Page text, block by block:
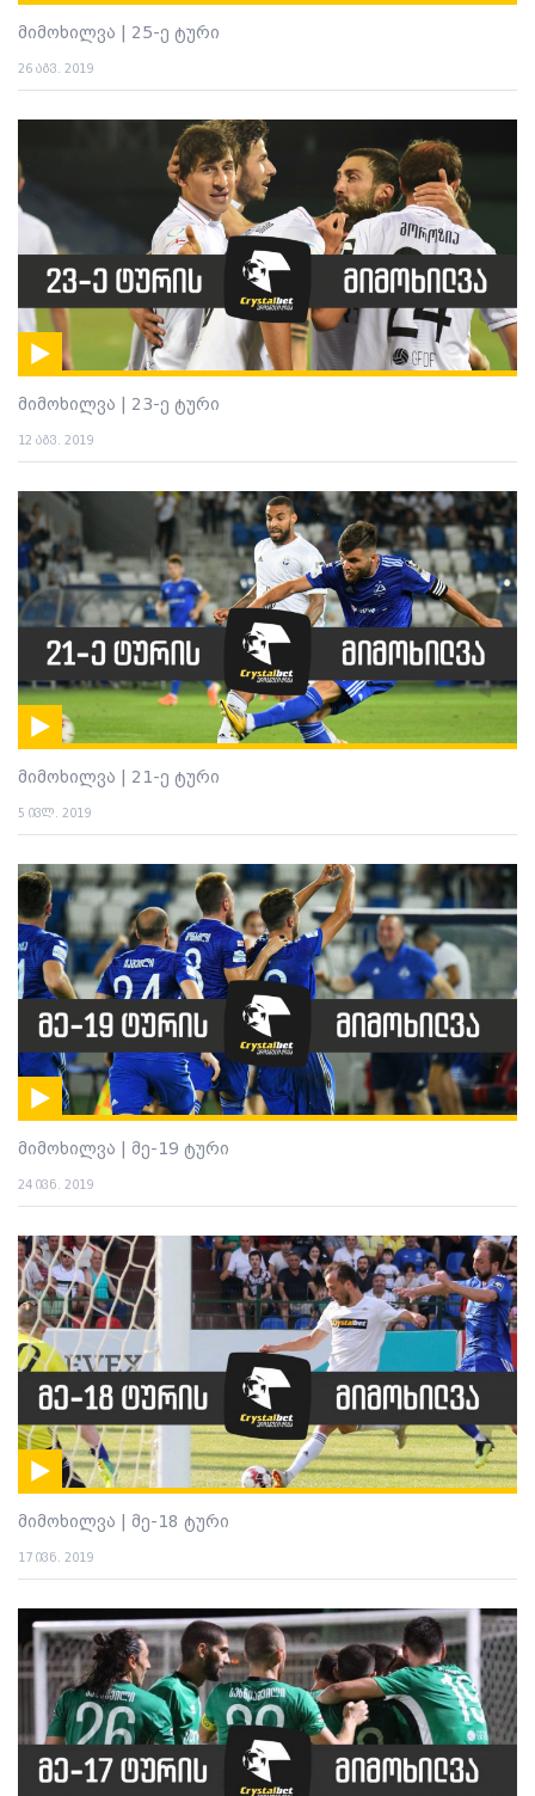
მიმოხილვა | 25-ე ტური
26 აგვ. 2019
მიმოხილვა | 23-ე ტური
12 აგვ. 2019
მიმოხილვა | 21-ე ტური
5 ივლ. 2019
მიმოხილვა | მე-19 ტური
24 ივნ. 2019
მიმოხილვა | მე-18 ტური
17 ივნ. 2019